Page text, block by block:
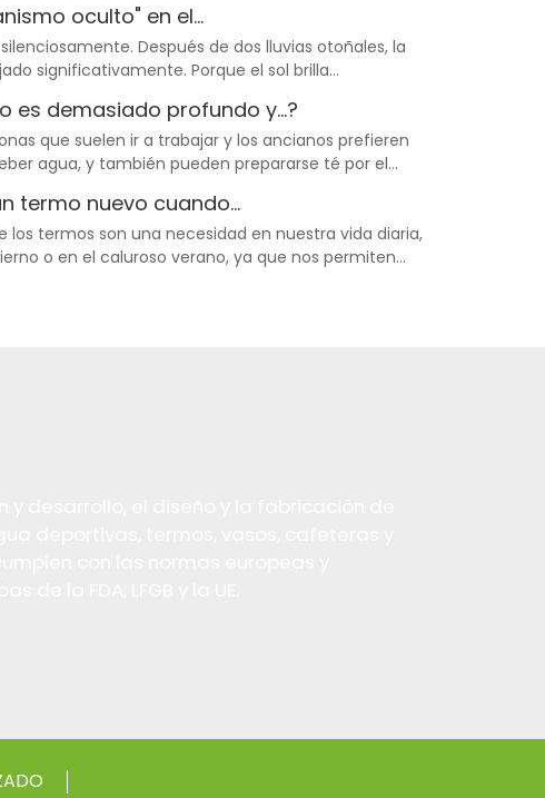
oculto" en el...
Después de dos lluvias otoñales, la
significativamente. Porque el sol brilla
es demasiado profundo y...?
que suelen ir a trabajar y los ancianos prefieren
agua, y también pueden prepararse té por el
termo nuevo cuando...
los termos son una necesidad en nuestra vida diaria,
o en el caluroso verano, ya que nos permiten